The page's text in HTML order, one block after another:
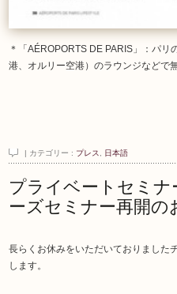
＊「AÉROPORTS DE PARIS」：パ
港、オルリー空港）のラウンジなどで
| カテゴリー : プレス 日本語
プライベートセミナ
ーズセミナー再開の
長らくお休みをいただいておりました
します。